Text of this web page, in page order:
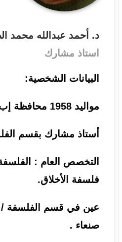
د. أحمد عبدالله محمد
استاذ مشارك
البيانات الشخصية:
مواليد 1958 محافظة إب .
أستاذ مشارك بقسم
التخصص العام :
فلسفة الأخلاق.
عين في قسم الفلسفة /
صنعاء .